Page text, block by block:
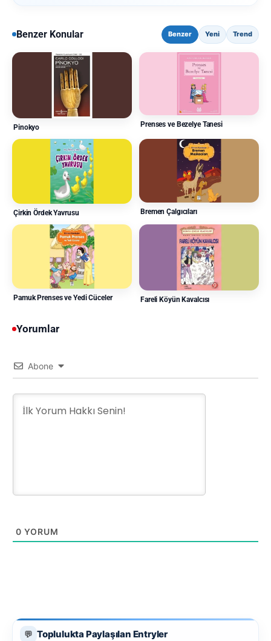
Benzer Konular Benzer Yeni Trend
Pinokyo Prenses ve Bezelye Tanesi
Çirkin Ördek Yavrusu Bremen Çalgıcıları
Pamuk Prenses ve Yedi Cüceler Fareli Köyün Kavalcısı
Yorumlar
Abone
0 YORUM
💬 Toplulukta Paylaşılan Entryler